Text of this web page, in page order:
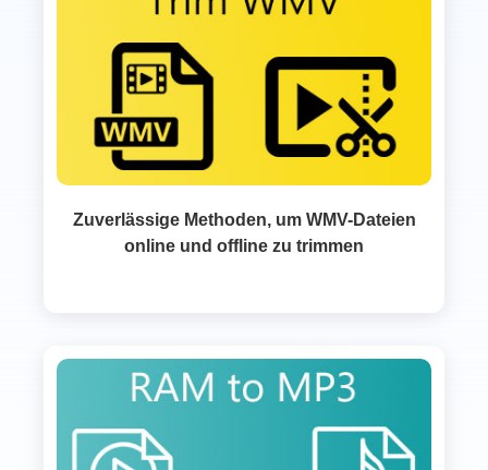
Zuverlässige Methoden, um WMV-Dateien
online und offline zu trimmen